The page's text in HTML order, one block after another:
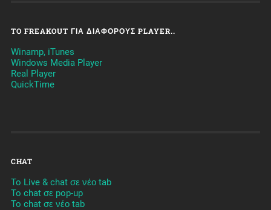
TO FREAKOUT ΓΙΑ ΔΙΆΦΟΡΟΥΣ PLAYER..
Winamp, iTunes
Windows Media Player
Real Player
QuickTime
CHAT
To Live & chat σε νέο tab
To chat σε pop-up
To chat σε νέο tab